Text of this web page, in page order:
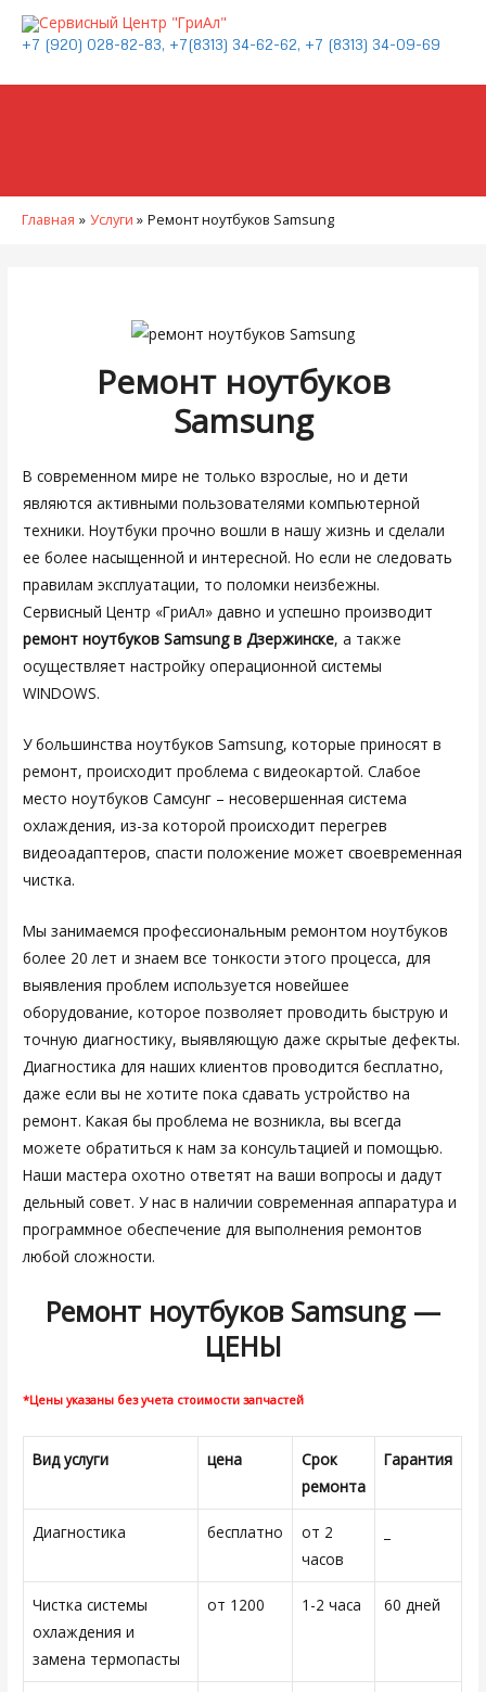
+7 (920) 028-82-83, +7(8313) 34-62-62, +7 (8313) 34-09-69
Главная Услуги Ремонт ноутбуков Samsung
Ремонт ноутбуков
Samsung
В современном мире не только взрослые, но и дети
являются активными пользователями компьютерной
техники. Ноутбуки прочно вошли в нашу жизнь и сделали
ее более насыщенной и интересной. Но если не следовать
правилам эксплуатации, то поломки неизбежны.
Сервисный Центр «ГриАл» давно и успешно производит
ремонт ноутбуков Samsung в Дзержинске, а также
осуществляет настройку операционной системы
WINDOWS.
У большинства ноутбуков Samsung, которые приносят в
ремонт, происходит проблема с видеокартой. Слабое
место ноутбуков Самсунг – несовершенная система
охлаждения, из-за которой происходит перегрев
видеоадаптеров, спасти положение может своевременная
чистка.
Мы занимаемся профессиональным ремонтом ноутбуков
более 20 лет и знаем все тонкости этого процесса, для
выявления проблем используется новейшее
оборудование, которое позволяет проводить быструю и
точную диагностику, выявляющую даже скрытые дефекты.
Диагностика для наших клиентов проводится бесплатно,
даже если вы не хотите пока сдавать устройство на
ремонт. Какая бы проблема не возникла, вы всегда
можете обратиться к нам за консультацией и помощью.
Наши мастера охотно ответят на ваши вопросы и дадут
дельный совет. У нас в наличии современная аппаратура и
программное обеспечение для выполнения ремонтов
любой сложности.
Ремонт ноутбуков Samsung —
ЦЕНЫ
*Цены указаны без учета стоимости запчастей
Вид услуги цена
Срок
ремонта
Гарантия
Диагностика бесплатно
от 2
часов
Чистка системы
охлаждения и
замена термопасты
от 1200 1-2 часа 60 дней